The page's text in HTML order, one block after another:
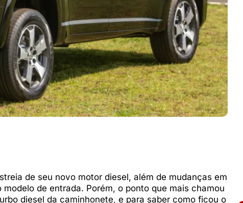
de seu novo motor diesel, além de mudanças em
de entrada. Porém, o ponto que mais chamou
diesel da caminhonete, e para saber como ficou o